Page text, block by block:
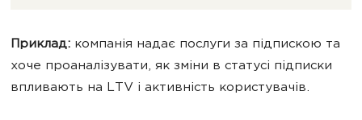
Приклад: компанія надає послуги за підпискою та
хоче проаналізувати, як зміни в статусі підписки
впливають на LTV і активність користувачів.